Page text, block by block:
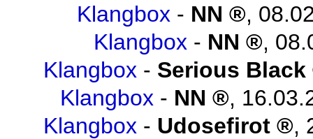
Klangbox - NN ,
Klangbox - NN ,
Klangbox - Serious Black
Klangbox - NN ,
Klangbox - Udosefirot ,